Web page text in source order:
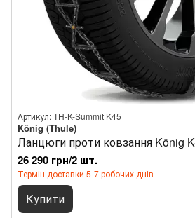
Артикул: TH-K-Summit K45
König (Thule)
Ланцюги проти ковзання König
26 290 грн/2 шт.
Термін доставки 5-7 робочих днів
Купити